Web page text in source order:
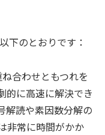
下のとおりです：
合わせともつれを
的に高速に解決でき
解読や素因数分解の
非常に時間がかか